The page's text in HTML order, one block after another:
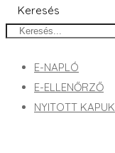
Keresés
E-NAPLÓ
E-ELLENŐRZŐ
NYITOTT KAPUK